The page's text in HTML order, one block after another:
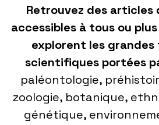
Retrouvez des articles
accessibles à tous ou
explorent les
scientifiques portées
paléontologie,
zoologie, botanique,
génétique,